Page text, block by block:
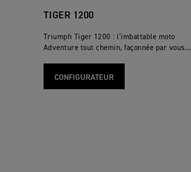
TIGER 1200
Triumph Tiger 1200 : l’imbattable moto
Adventure tout chemin, façonnée par vous…
CONFIGURATEUR